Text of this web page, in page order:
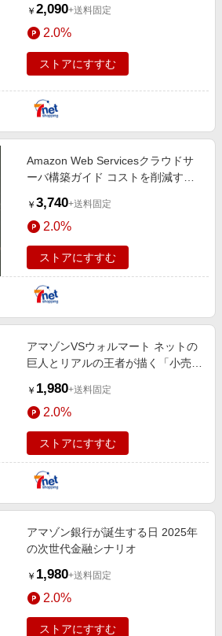
￥ 2,090+送料固定
2.0%
ストアにすすむ
Amazon Web Servicesクラウドサ
ーバ構築ガイド コストを削減する
￥ 3,740+送料固定
2.0%
ストアにすすむ
アマゾンVSウォルマート ネットの
巨人とリアルの王者が描く「小売」
￥ 1,980+送料固定
2.0%
ストアにすすむ
アマゾン銀行が誕生する日 2025年
の次世代金融シナリオ
￥ 1,980+送料固定
2.0%
ストアにすすむ